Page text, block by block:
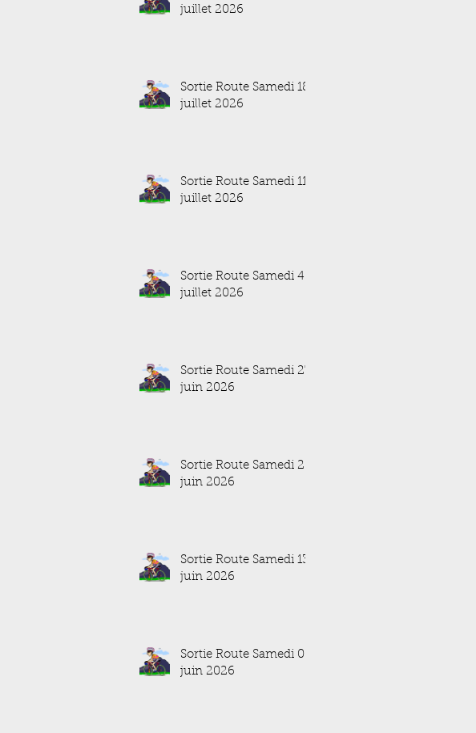
juillet 2026
Sortie Route Samedi 18
juillet 2026
Sortie Route Samedi 11
juillet 2026
Sortie Route Samedi 4
juillet 2026
Sortie Route Samedi 27
juin 2026
Sortie Route Samedi 20
juin 2026
Sortie Route Samedi 13
juin 2026
Sortie Route Samedi 06
juin 2026